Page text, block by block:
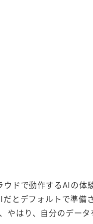
ドで動作するAIの体
とデフォルトで準備
やはり、自分のデー